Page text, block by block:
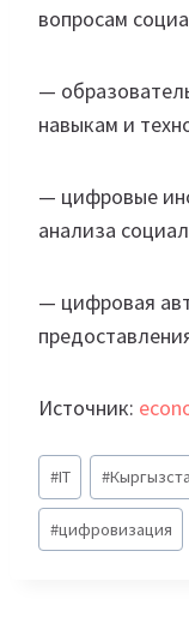
вопросам
—
навыкам и
— цифровые
анализа
— цифровая
Источник:
Метки
записи:
#IT #
#цифровизация